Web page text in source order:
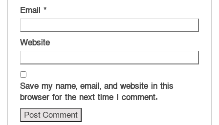
Email *
Website
Save my name, email, and website in this
browser for the next time I comment.